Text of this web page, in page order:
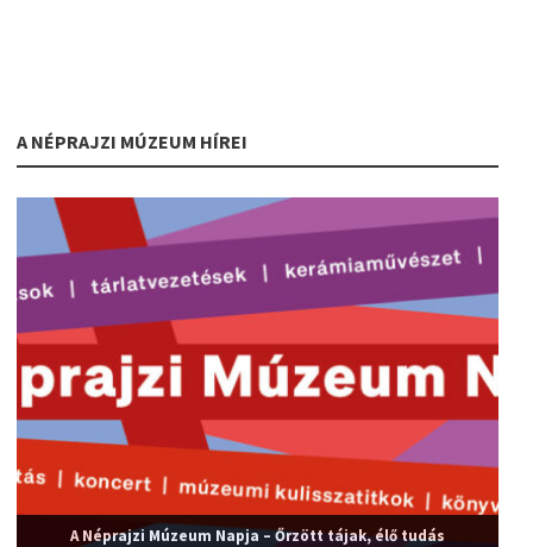
A NÉPRAJZI MÚZEUM HÍREI
A Néprajzi Múzeum Napja – Őrzött tájak, élő tudás